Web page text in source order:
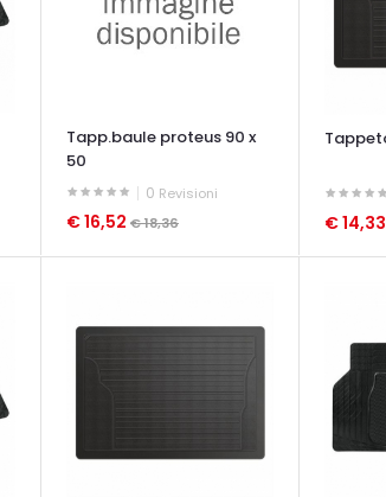
Tapp.baule proteus 90 x
50
0 Revisioni
€ 16,52 € 18,36
OCCHIATA VELOCE
€